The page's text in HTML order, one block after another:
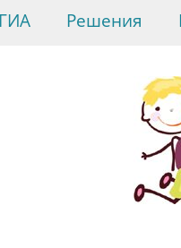
ГИА Решения